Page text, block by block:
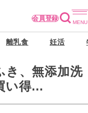
会員登録
離乳食 妊活
き、無添加洗
い得
イムセール